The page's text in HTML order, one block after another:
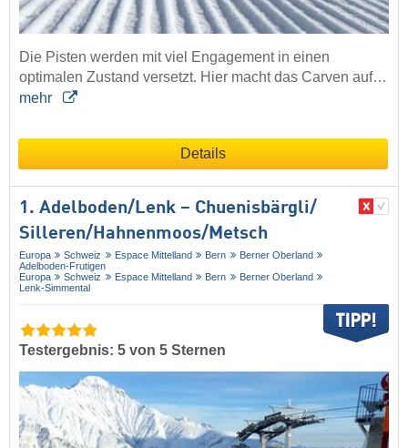
Die Pisten werden mit viel Engagement in einen
optimalen Zustand versetzt. Hier macht das Carven auf…
mehr
Details
1. Adelboden/​Lenk – Chuenisbärgli/​
Silleren/​Hahnenmoos/​Metsch
Europa Schweiz Espace Mittelland Bern
Berner Oberland
Adelboden-Frutigen
Europa
Schweiz Espace Mittelland Bern
Berner Oberland
Lenk-Simmental
Testergebnis: 5 von 5 Sternen